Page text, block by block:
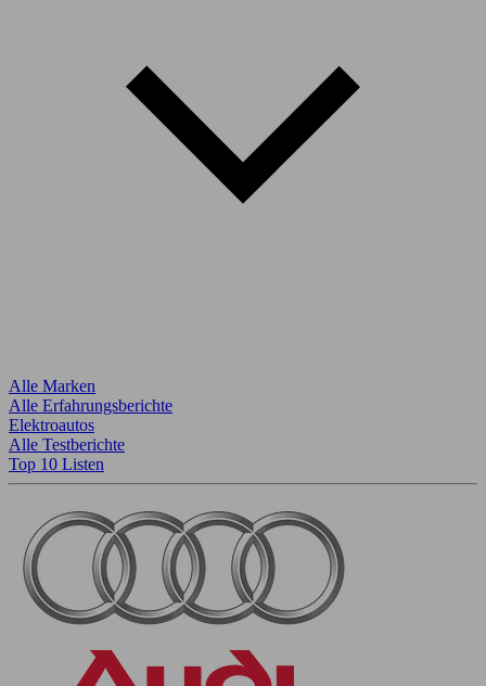
Alle Marken
Alle Erfahrungsberichte
Elektroautos
Alle Testberichte
Top 10 Listen